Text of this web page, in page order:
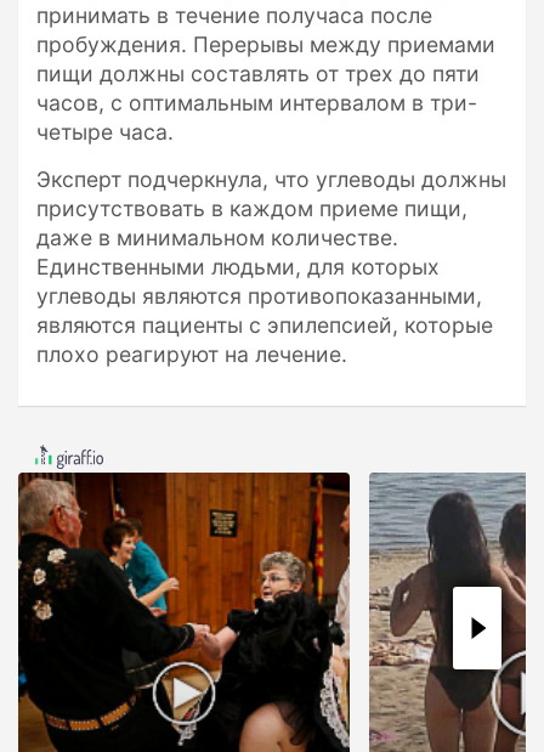
принимать в течение получаса после
пробуждения. Перерывы между приемами
пищи должны составлять от трех до пяти
часов, с оптимальным интервалом в три-
четыре часа.
Эксперт подчеркнула, что углеводы должны
присутствовать в каждом приеме пищи,
даже в минимальном количестве.
Единственными людьми, для которых
углеводы являются противопоказанными,
являются пациенты с эпилепсией, которые
плохо реагируют на лечение.